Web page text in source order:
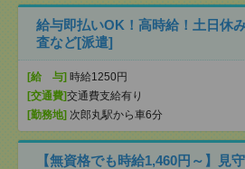
給与即払いOK！高時給！土日休
査など[派遣]
[給 与] 時給1250円
[交通費]交通費支給有り
[勤務地] 次郎丸駅から車6分
【無資格でも時給1,460円～】見